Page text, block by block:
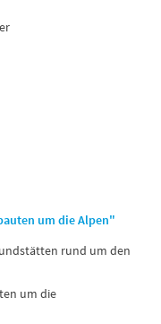
um die Alpen"
rund um den
um die